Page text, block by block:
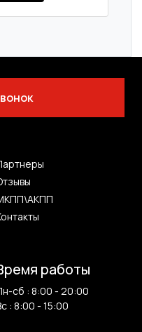
работы
сб : 8:00 - 20:00
: 8:00 - 15:00